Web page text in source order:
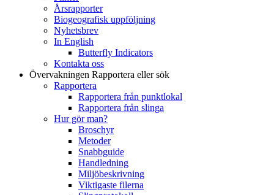
Årsrapporter
Biogeografisk uppföljning
Nyhetsbrev
In English
Butterfly Indicators
Kontakta oss
Övervakningen Rapportera eller sök
Rapportera
Rapportera från punktlokal
Rapportera från slinga
Hur gör man?
Broschyr
Metoder
Snabbguide
Handledning
Miljöbeskrivning
Viktigaste filerna